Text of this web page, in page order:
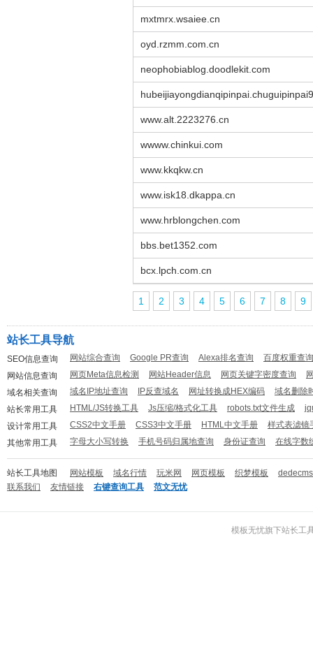
mxtmrx.wsaiee.cn
oyd.rzmm.com.cn
neophobiablog.doodlekit.com
www.alt.2223276.cn
wwww.chinkui.com
www.kkqkw.cn
www.isk18.dkappa.cn
www.hrblongchen.com
bbs.bet1352.com
bcx.lpch.com.cn
1 2 3 4 5 6 7 8 9
站长工具导航
SEO信息查询 网站综合查询 Google PR查询 Alexa排名查询
百度权重查询
网站信息查询
网页Meta信息检测 网站Header信息 网页关键字密度查询
域名相关查询
域名IP地址查询 IP反查域名 网址转换成HEX编码
域名删除
站长常用工具
HTML/JS转换工具 Js压缩/格式化工具 robots.txt文件生成
设计常用工具
CSS2中文手册 CSS3中文手册 HTML中文手册
样式表滤镜
其他常用工具
字母大小写转换 手机号码归属地查询 身份证查询 在线字数
站长工具地图 网站模板 域名行情 玩米网 网页模板 织梦模板
联系我们
友情链接 右键查询工具 范文无忧
模板无忧旗下站长工